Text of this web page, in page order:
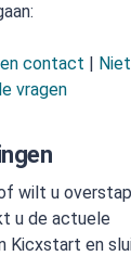
contact |
vragen
wilt u
u de actuele
Kicxstart en